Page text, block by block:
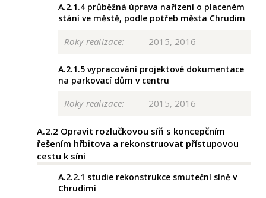
A.2.1.4 průběžná úprava nařízení o placeném
stání ve městě, podle potřeb města Chrudim
Roky realizace: 2015, 2016
A.2.1.5 vypracování projektové dokumentace
na parkovací dům v centru
Roky realizace: 2015, 2016
A.2.2 Opravit rozlučkovou síň s koncepčním
řešením hřbitova a rekonstruovat přístupovou
cestu k síni
A.2.2.1 studie rekonstrukce smuteční síně v
Chrudimi